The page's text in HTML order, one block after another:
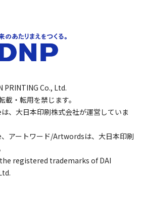
PRINTING Co., Ltd.
・転用を禁じます。
、大日本印刷株式会社が運営していま
アートワード/Artwordsは、大日本印刷
registered trademarks of DAI